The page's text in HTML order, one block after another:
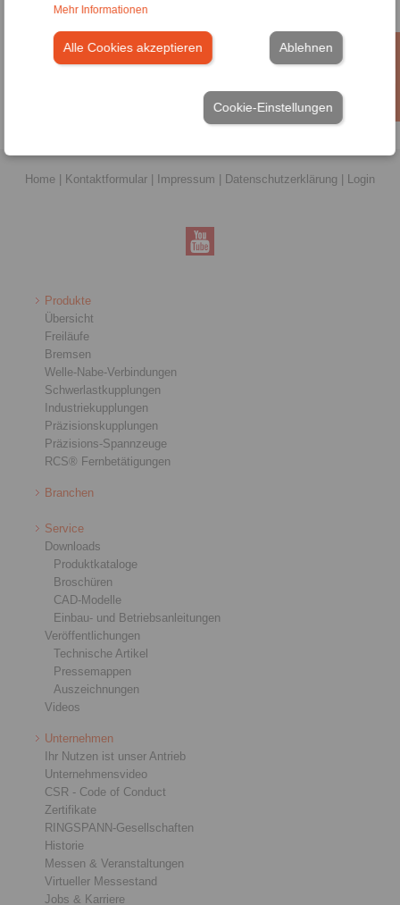
Mehr Informationen
Alle Cookies akzeptieren Ablehnen
Cookie-Einstellungen
www.ringspann.de
Kontaktpersonen
Home Kontaktformular Impressum Datenschutzerklärung Login
Produkte
Übersicht
Freiläufe
Bremsen
Welle-Nabe-Verbindungen
Schwerlastkupplungen
Industriekupplungen
Präzisionskupplungen
Präzisions-Spannzeuge
RCS® Fernbetätigungen
Branchen
Service
Downloads
Produktkataloge
Broschüren
CAD-Modelle
Einbau- und Betriebsanleitungen
Veröffentlichungen
Technische Artikel
Pressemappen
Auszeichnungen
Videos
Unternehmen
Ihr Nutzen ist unser Antrieb
Unternehmensvideo
CSR - Code of Conduct
Zertifikate
RINGSPANN-Gesellschaften
Historie
Messen & Veranstaltungen
Virtueller Messestand
Jobs & Karriere